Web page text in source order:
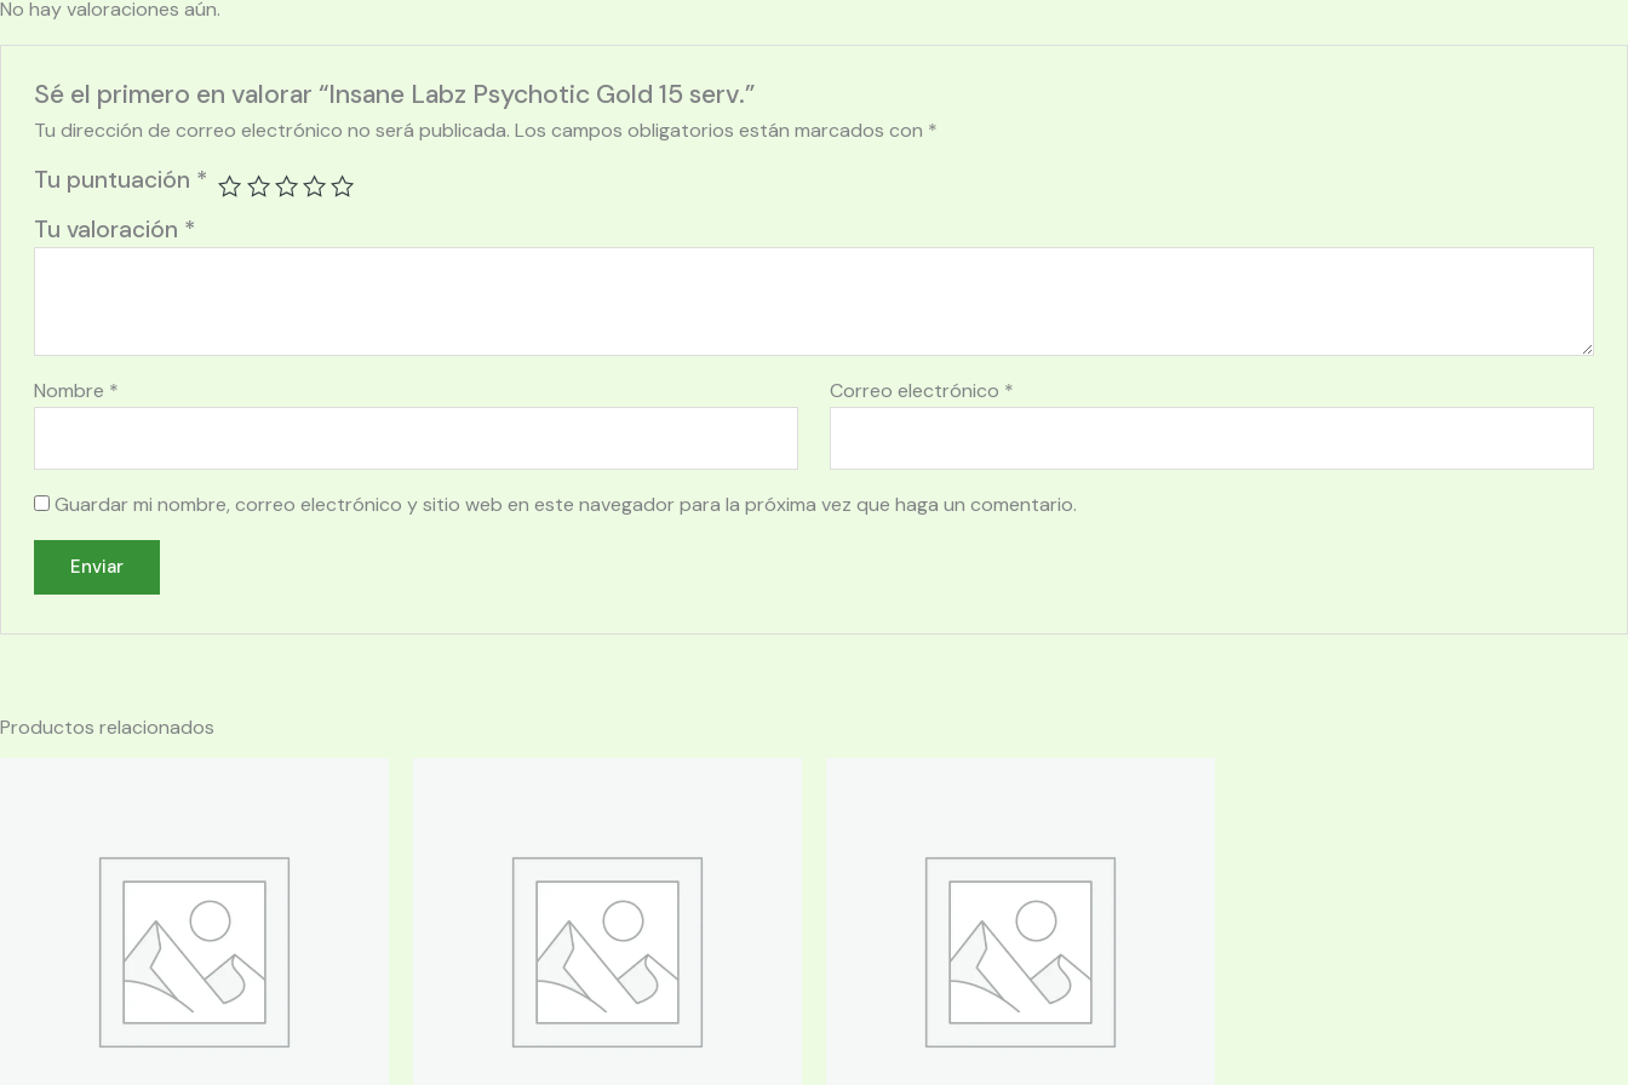
No hay valoraciones aún.
Sé el primero en valorar “Insane Labz Psychotic Gold 15 serv.”
Tu dirección de correo electrónico no será publicada. Los campos obligatorios están marcados con *
Tu puntuación *
Tu valoración *
Nombre * Correo electrónico *
Guardar mi nombre, correo electrónico y sitio web en este navegador para la próxima vez que haga un comentario.
Productos relacionados